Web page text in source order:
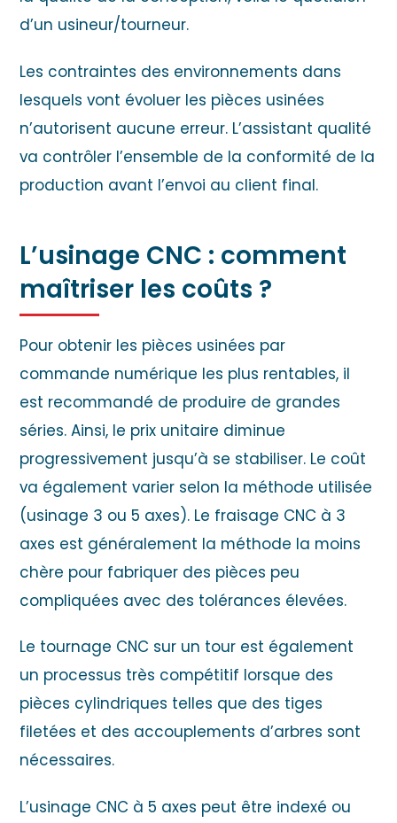
d’un usineur/tourneur.
Les contraintes des environnements dans
lesquels vont évoluer les pièces usinées
n’autorisent aucune erreur. L’assistant qualité
va contrôler l’ensemble de la conformité de la
production avant l’envoi au client final.
L’usinage CNC : comment
maîtriser les coûts ?
Pour obtenir les pièces usinées par
commande numérique les plus rentables, il
est recommandé de produire de grandes
séries. Ainsi, le prix unitaire diminue
progressivement jusqu’à se stabiliser. Le coût
va également varier selon la méthode utilisée
(usinage 3 ou 5 axes). Le fraisage CNC à 3
axes est généralement la méthode la moins
chère pour fabriquer des pièces peu
compliquées avec des tolérances élevées.
Le tournage CNC sur un tour est également
un processus très compétitif lorsque des
pièces cylindriques telles que des tiges
filetées et des accouplements d’arbres sont
nécessaires.
L’usinage CNC à 5 axes peut être indexé ou